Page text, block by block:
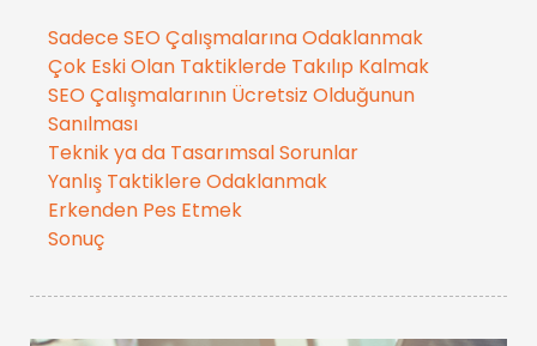
Sadece SEO Çalışmalarına Odaklanmak
Çok Eski Olan Taktiklerde Takılıp Kalmak
SEO Çalışmalarının Ücretsiz Olduğunun
Sanılması
Teknik ya da Tasarımsal Sorunlar
Yanlış Taktiklere Odaklanmak
Erkenden Pes Etmek
Sonuç